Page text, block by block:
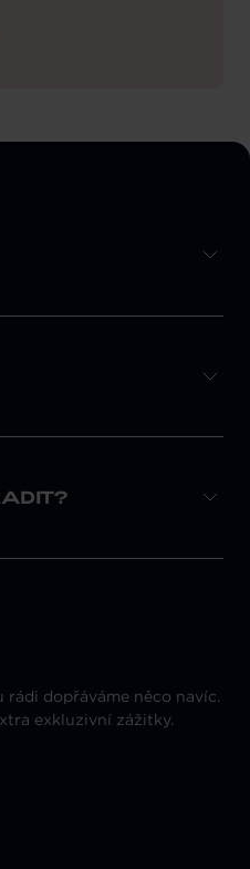
rádi dopřáváme něco navíc.
exkluzivní zážitky.